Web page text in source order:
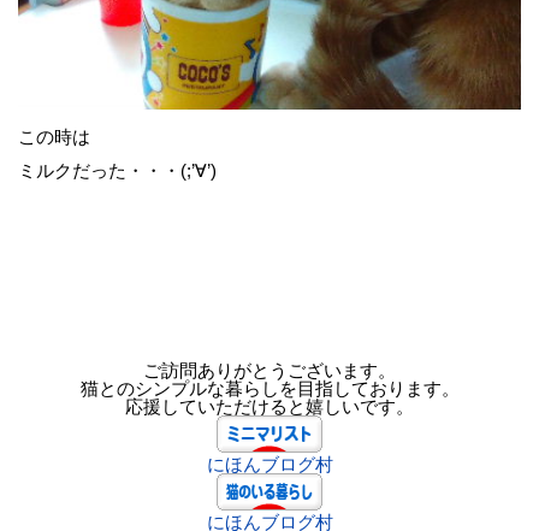
この時は
ミルクだった・・・(;’∀’)
ご訪問ありがとうございます。
猫とのシンプルな暮らしを目指しております。
応援していただけると嬉しいです。
にほんブログ村
にほんブログ村